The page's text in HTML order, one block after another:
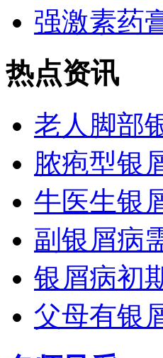
强激素药
热点资讯
老人脚部
脓疱型银
牛医生银
副银屑病
银屑病初
父母有银